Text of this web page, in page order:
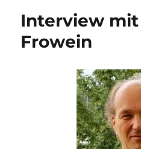
Interview
Frowein